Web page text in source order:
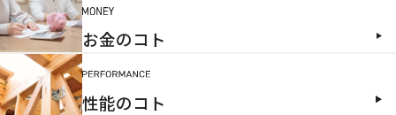
お金のコト
性能のコト